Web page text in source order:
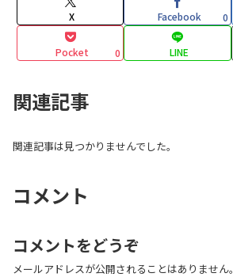
X Facebook 0
Pocket 0 LINE
関連記事
関連記事は見つかりませんでした。
コメント
コメントをどうぞ
メールアドレスが公開されることはありません。